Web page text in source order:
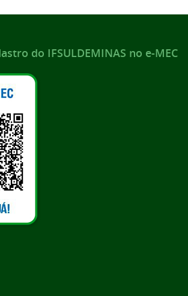
do IFSULDEMINAS no e-MEC